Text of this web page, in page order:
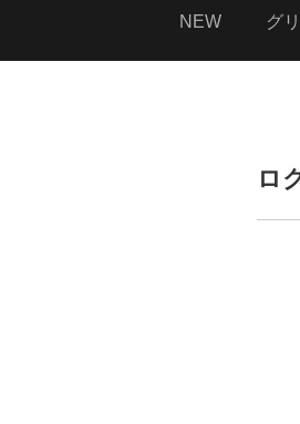
NEW グ
ロ